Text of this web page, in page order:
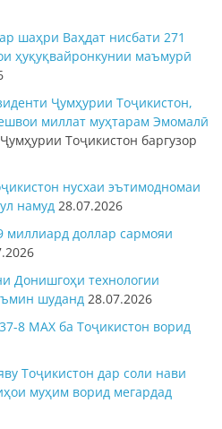
шаҳри Ваҳдат нисбати 271
ҳуқуқвайронкунии маъмурӣ
Ҷумҳурии Тоҷикистон,
миллат муҳтарам Эмомалӣ
Тоҷикистон баргузор
нусхаи эътимодномаи
намуд 28.07.2026
миллиард доллар сармояи
Донишгоҳи технологии
шуданд 28.07.2026
8 MAX ба Тоҷикистон ворид
Тоҷикистон дар соли нави
муҳим ворид мегардад